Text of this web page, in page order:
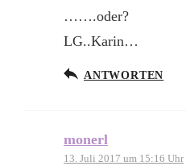
…….oder?
LG..Karin…
ANTWORTEN
monerl
13. Juli 2017 um 15:16 Uhr